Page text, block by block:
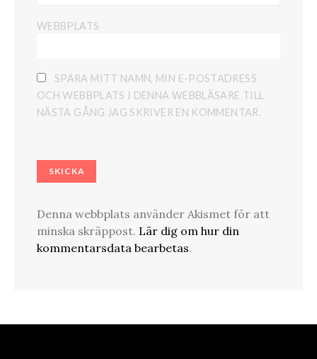
WEBBPLATS
SPARA MITT NAMN, MIN E-POSTADRESS
OCH WEBBPLATS I DENNA WEBBLÄSARE TILL
NÄSTA GÅNG JAG SKRIVER EN KOMMENTAR.
Denna webbplats använder Akismet för att
minska skräppost. Lär dig om hur din
kommentarsdata bearbetas.